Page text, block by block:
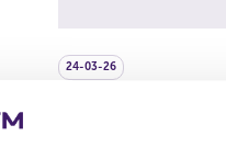
24-03-26